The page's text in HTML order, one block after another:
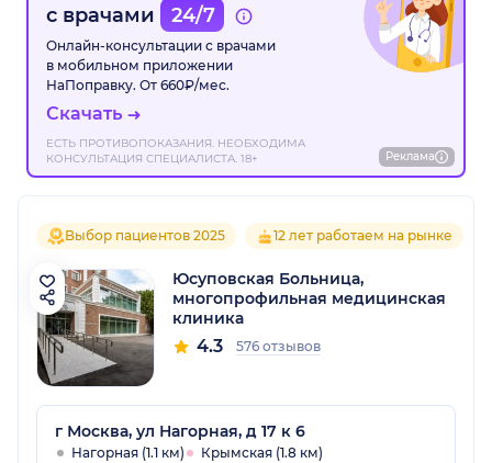
с врачами
24/7
Онлайн-консультации с врачами
в мобильном приложении
НаПоправку. От 660₽/мес.
Скачать
ЕСТЬ ПРОТИВОПОКАЗАНИЯ. НЕОБХОДИМА
КОНСУЛЬТАЦИЯ СПЕЦИАЛИСТА. 18+
Реклама
Выбор пациентов 2025 12 лет работаем на рынке
Юсуповская Больница,
многопрофильная медицинская
клиника
4.3 576 отзывов
г Москва, ул Нагорная, д 17 к 6
Нагорная (1.1 км)
Крымская (1.8 км)